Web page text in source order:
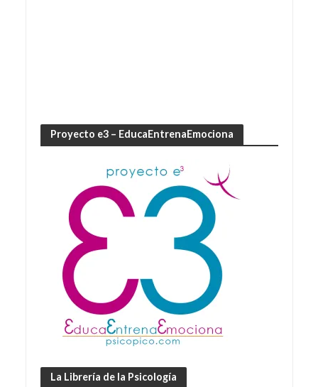
Proyecto e3 – EducaEntrenaEmociona
La Librería de la Psicología